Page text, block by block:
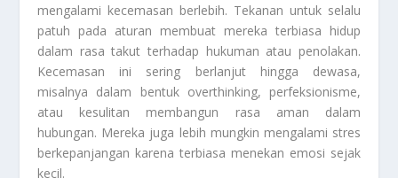
mengalami kecemasan berlebih. Tekanan untuk selalu
patuh pada aturan membuat mereka terbiasa hidup
dalam rasa takut terhadap hukuman atau penolakan.
Kecemasan ini sering berlanjut hingga dewasa,
misalnya dalam bentuk overthinking, perfeksionisme,
atau kesulitan membangun rasa aman dalam
hubungan. Mereka juga lebih mungkin mengalami stres
berkepanjangan karena terbiasa menekan emosi sejak
kecil.